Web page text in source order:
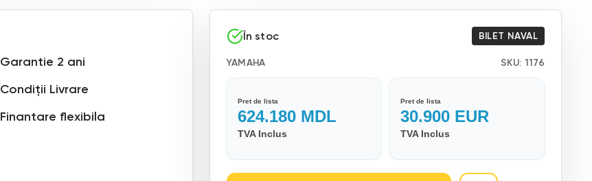
Garantie 2 ani
Condiții Livrare
Finantare flexibila
În stoc BILET NAVAL
YAMAHA SKU: 1176
Pret de lista
624.180MDL
TVA Inclus
Pret de lista
30.900 EUR
TVA Inclus